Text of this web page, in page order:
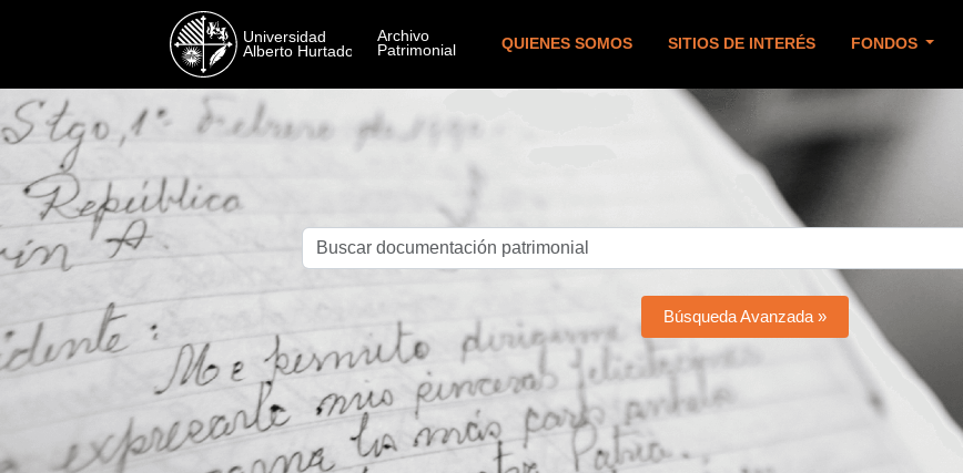
QUIENES SOMOS SITIOS DE INTERÉS FONDOS
Búsqueda Avanzada »